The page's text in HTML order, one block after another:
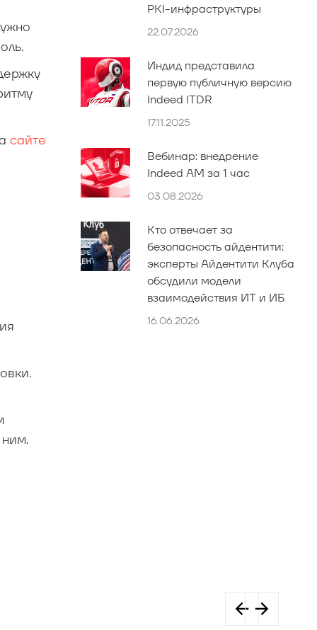
сайте
PKI-инфраструктуры
22.07.2026
Индид представила
первую публичную версию
Indeed ITDR
17.11.2025
Вебинар: внедрение
Indeed AM за 1 час
03.08.2026
Кто отвечает за
безопасность айдентити:
эксперты Айдентити Клуба
обсудили модели
взаимодействия ИТ и ИБ
16.06.2026